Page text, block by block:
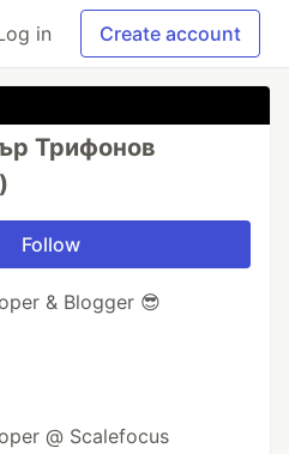
in Create account
Трифонов
Follow
& Blogger 😎
@ Scalefocus